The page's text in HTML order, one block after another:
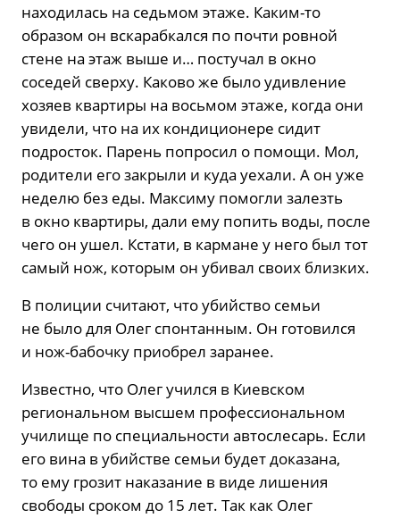
находилась на седьмом этаже. Каким-то
образом он вскарабкался по почти ровной
стене на этаж выше и… постучал в окно
соседей сверху. Каково же было удивление
хозяев квартиры на восьмом этаже, когда они
увидели, что на их кондиционере сидит
подросток. Парень попросил о помощи. Мол,
родители его закрыли и куда уехали. А он уже
неделю без еды. Максиму помогли залезть
в окно квартиры, дали ему попить воды, после
чего он ушел. Кстати, в кармане у него был тот
самый нож, которым он убивал своих близких.
В полиции считают, что убийство семьи
не было для Олег спонтанным. Он готовился
и нож-бабочку приобрел заранее.
Известно, что Олег учился в Киевском
региональном высшем профессиональном
училище по специальности автослесарь. Если
его вина в убийстве семьи будет доказана,
то ему грозит наказание в виде лишения
свободы сроком до 15 лет. Так как Олег